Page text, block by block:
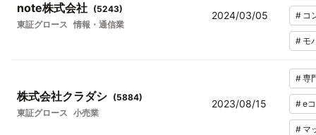
note株式会社 (5243)
東証グロース 情報・通信業
2024/03/05 # コ
# モ
株式会社クラダシ (5884)
東証グロース 小売業
2023/08/15
#専
#e
# マ